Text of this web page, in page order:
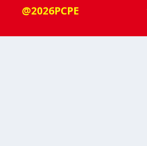
@2026PCPE